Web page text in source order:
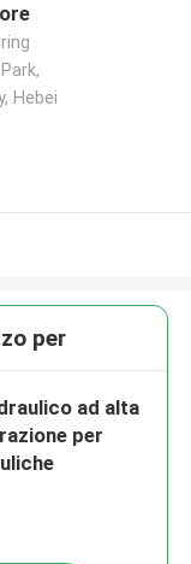
Hebei
per
ad alta
per